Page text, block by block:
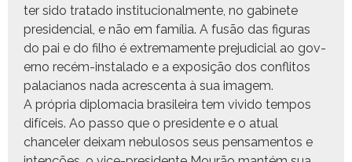
ter sido trata­do insti­tu­cional­mente, no gabi­nete
pres­i­den­cial, e não em família. A fusão das fig­uras
do pai e do fil­ho é extrema­mente prej­u­di­cial ao gov­
er­no recém-insta­l­a­do e a exposição dos con­fli­tos
pala­cianos nada acres­cen­ta à sua imagem.
A própria diplo­ma­cia brasileira tem vivi­do tem­pos
difí­ceis. Ao pas­so que o pres­i­dente e o atu­al
chancel­er deix­am neb­u­losos seus pen­sa­men­tos e